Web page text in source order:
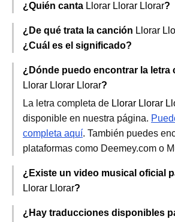
¿Quién canta Llorar Llorar Llorar?
¿De qué trata la canción Llorar
¿Cuál es el significado?
¿Dónde puedo encontrar la letra
Llorar Llorar Llorar?
La letra completa de Llorar Llorar
disponible en nuestra página.
completa aquí. También puedes
plataformas como Deemey.com o
¿Existe un video musical oficial
Llorar Llorar?
¿Hay traducciones disponibles